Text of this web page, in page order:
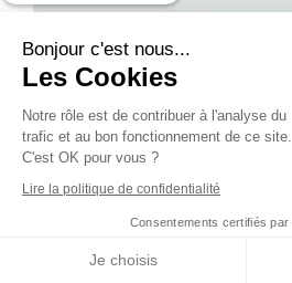
Bonjour c'est nous...
Les Cookies
Notre rôle est de contribuer à l'analyse du
trafic et au bon fonctionnement de ce site.
C'est OK pour vous ?
Lire la politique de confidentialité
Consentements certifiés par
Je choisis